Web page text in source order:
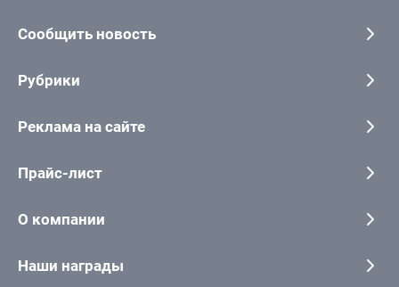
Сообщить новость
Рубрики
Реклама на сайте
Прайс-лист
О компании
Наши награды